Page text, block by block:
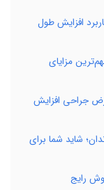
افزایش طول
مزایای
جراحی افزایش
شاید شما برای